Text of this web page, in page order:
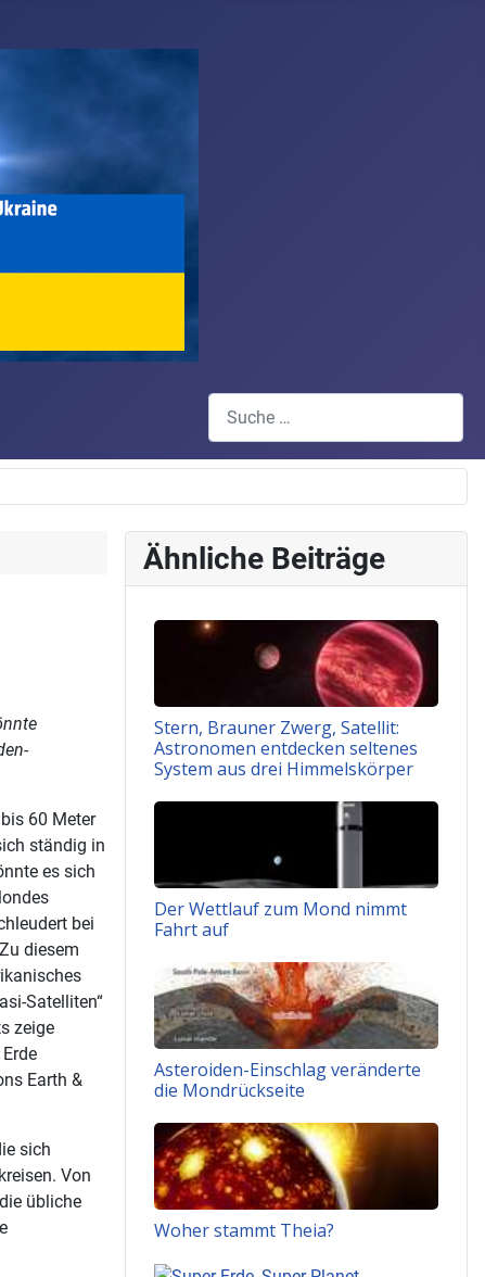
Suchen
60 Meter
ständig in
es sich
bei
diesem
Satelliten“
zeige
Earth &
sich
Von
übliche
Ähnliche Beiträge
Stern, Brauner Zwerg, Satellit:
Astronomen entdecken seltenes
System aus drei Himmelskörper
Der Wettlauf zum Mond nimmt
Fahrt auf
Asteroiden-Einschlag veränderte
die Mondrückseite
Woher stammt Theia?